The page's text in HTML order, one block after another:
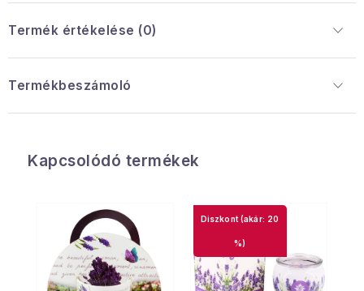
Termék értékelése (0)
Termékbeszámoló
Kapcsolódó termékek
(akár: 20
%)